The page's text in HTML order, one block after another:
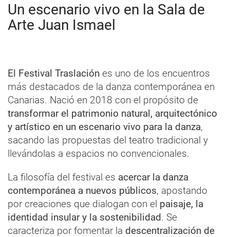
Un escenario vivo en la Sala de
Arte Juan Ismael
El Festival Traslación es uno de los encuentros
más destacados de la danza contemporánea en
Canarias. Nació en 2018 con el propósito de
transformar el patrimonio natural, arquitectónico
y artístico en un escenario vivo para la danza,
sacando las propuestas del teatro tradicional y
llevándolas a espacios no convencionales.
La filosofía del festival es acercar la danza
contemporánea a nuevos públicos, apostando
por creaciones que dialogan con el paisaje, la
identidad insular y la sostenibilidad. Se
caracteriza por fomentar la descentralización de